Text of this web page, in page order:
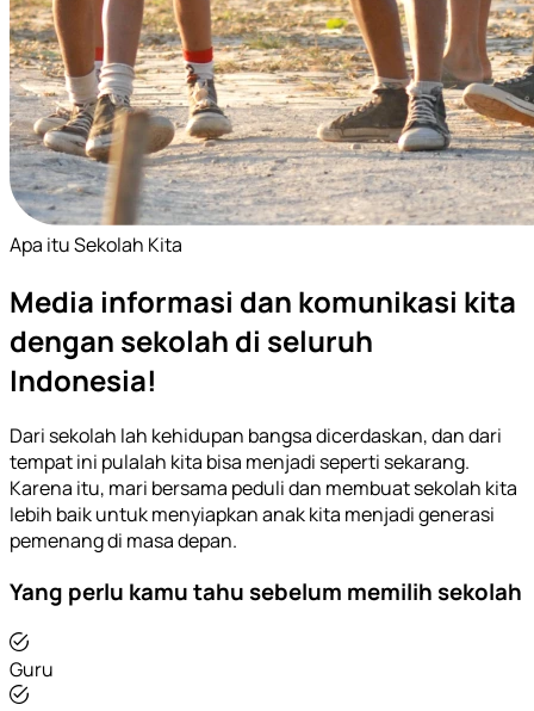
Apa itu Sekolah Kita
Media informasi dan komunikasi kita
dengan sekolah di seluruh
Indonesia!
Dari sekolah lah kehidupan bangsa dicerdaskan, dan dari
tempat ini pulalah kita bisa menjadi seperti sekarang.
Karena itu, mari bersama peduli dan membuat sekolah kita
lebih baik untuk menyiapkan anak kita menjadi generasi
pemenang di masa depan.
Yang perlu kamu tahu sebelum memilih sekolah
Guru